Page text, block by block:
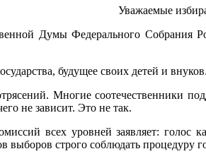
Уважаемые
Думы Федерального
будущее своих детей и
Многие соотечественники
не зависит. Это не так.
всех уровней заявляет:
выборов строго соблюдать процедуру